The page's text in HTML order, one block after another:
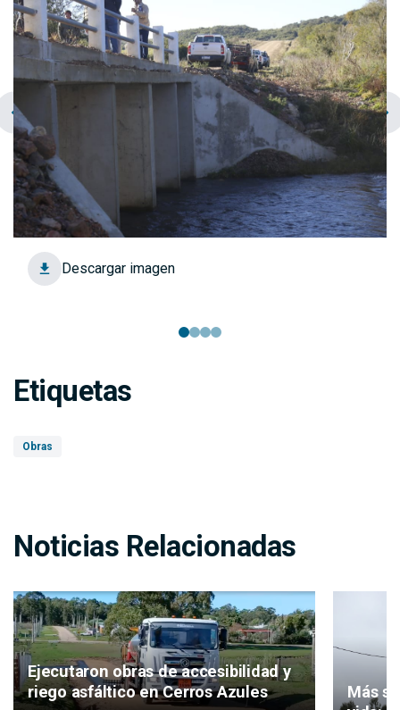
Descargar imagen
chevron_left navigate_next
Etiquetas
Obras
Noticias Relacionadas
Ejecutaron obras de accesibilidad y
riego asfáltico en Cerros Azules
Más